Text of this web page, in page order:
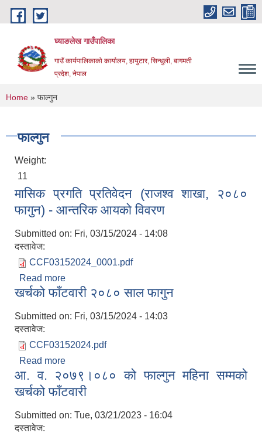
Skip to main content
घ्याङलेख गाउँपालिका
गाउँ कार्यपालिकाको कार्यालय, हायुटार, सिन्धुली, बागमती
प्रदेश, नेपाल
You are here
Home » फाल्गुन
फाल्गुन
Weight:
11
मासिक प्रगति प्रतिवेदन (राजश्व शाखा, २०८०
फागुन) - आन्तरिक आयको विवरण
Submitted on: Fri, 03/15/2024 - 14:08
दस्तावेज:
CCF03152024_0001.pdf
Read more
फागुन) - आन्तरिक आयको विवरण
खर्चको फाँटवारी २०८० साल फागुन
Submitted on: Fri, 03/15/2024 - 14:03
दस्तावेज:
CCF03152024.pdf
Read more
आ. व. २०७९।०८० को फाल्गुन महिना सम्मको
खर्चको फाँटवारी
Submitted on: Tue, 03/21/2023 - 16:04
दस्तावेज: